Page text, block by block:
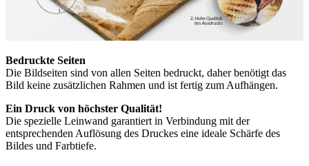
Bedruckte Seiten
Die Bildseiten sind von allen Seiten bedruckt, daher benötigt das
Bild keine zusätzlichen Rahmen und ist fertig zum Aufhängen.
Ein Druck von höchster Qualität!
Die spezielle Leinwand garantiert in Verbindung mit der
entsprechenden Auflösung des Druckes eine ideale Schärfe des
Bildes und Farbtiefe.